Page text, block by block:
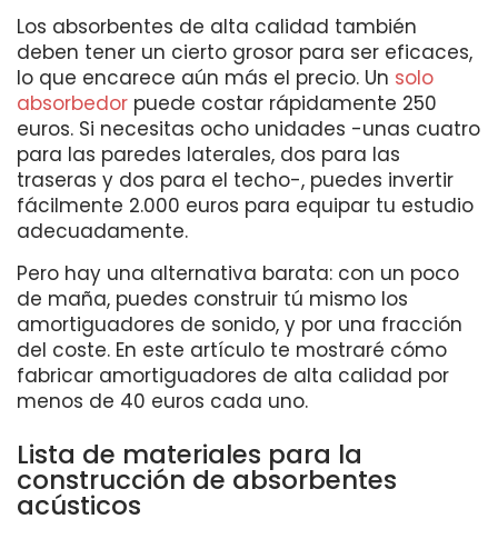
Los absorbentes de alta calidad también
deben tener un cierto grosor para ser eficaces,
lo que encarece aún más el precio. Un solo
absorbedor puede costar rápidamente 250
euros. Si necesitas ocho unidades -unas cuatro
para las paredes laterales, dos para las
traseras y dos para el techo-, puedes invertir
fácilmente 2.000 euros para equipar tu estudio
adecuadamente.
Pero hay una alternativa barata: con un poco
de maña, puedes construir tú mismo los
amortiguadores de sonido, y por una fracción
del coste. En este artículo te mostraré cómo
fabricar amortiguadores de alta calidad por
menos de 40 euros cada uno.
Lista de materiales para la
construcción de absorbentes
acústicos